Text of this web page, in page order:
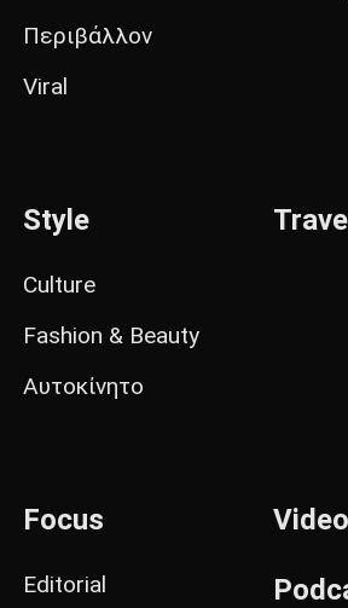
Περιβάλλον
Viral
Style
Culture
Fashion & Beauty
Αυτοκίνητο
Travel
Focus
Editorial
Video